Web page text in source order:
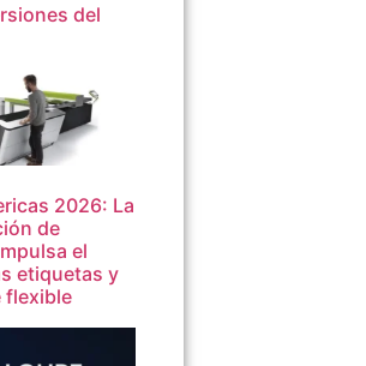
del
2026: La
de
el
etiquetas y
flexible